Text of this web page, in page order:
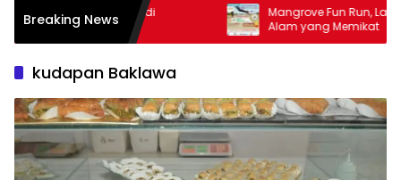
Breaking News
Kuliner Malam di
Mangrove Fun Run, Lari di
Alam yang Memikat
kudapan Baklawa